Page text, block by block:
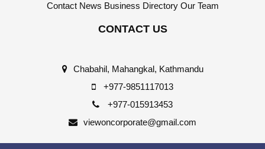
Contact News Business Directory Our Team
CONTACT US
Chabahil, Mahangkal, Kathmandu
+977-9851117013
+977-015913453
viewoncorporate@gmail.com